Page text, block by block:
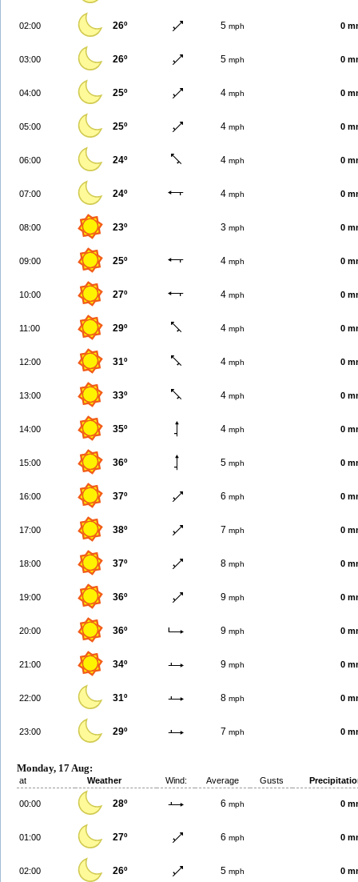
02:00 26º 5 mph 0
03:00 26º 5 mph 0
04:00 25º 4 mph 0
05:00 25º 4 mph 0
06:00 24º 4 mph 0
07:00 24º 4 mph 0
08:00 23º 3 mph 0
09:00 25º 4 mph 0
10:00 27º 4 mph 0
11:00 29º 4 mph 0
12:00 31º 4 mph 0
13:00 33º 4 mph 0
14:00 35º 4 mph 0
15:00 36º 5 mph 0
16:00 37º 6 mph 0
17:00 38º 7 mph 0
18:00 37º 8 mph 0
19:00 36º 9 mph 0
20:00 36º 9 mph 0
21:00 34º 9 mph 0
22:00 31º 8 mph 0
23:00 29º 7 mph 0
Monday, 17 Aug:
at Weather Wind: Average Gusts
00:00 28º 6 mph 0
01:00 27º 6 mph 0
02:00 26º 5 mph 0